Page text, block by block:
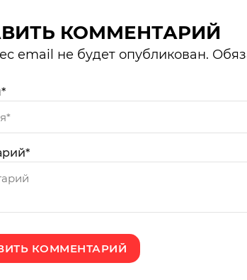
КОММЕНТАРИЙ
email не будет опубликован.